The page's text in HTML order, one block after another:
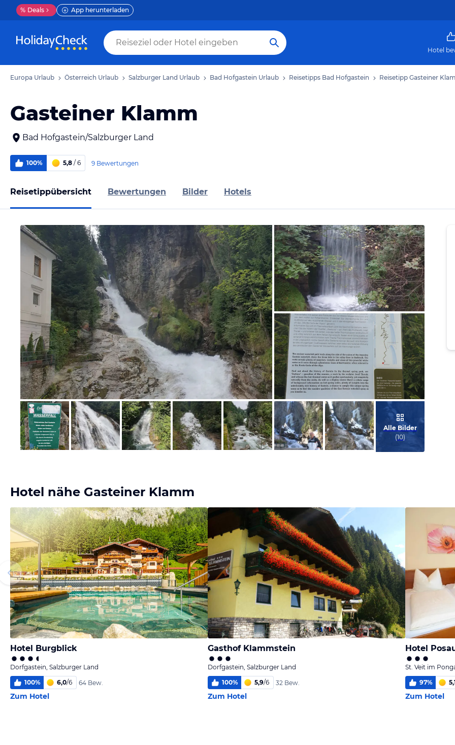
% Deals App herunterladen
Hotel
Europa Urlaub Österreich Urlaub Salzburger Land Urlaub Bad Hofgastein Urlaub Reisetipps Bad Hofgastein Reisetipp Gasteiner
Gasteiner Klamm
Bad Hofgastein/Salzburger Land
100% 5,8 / 6 9 Bewertungen
Reisetippübersicht Bewertungen Bilder Hotels
Bild melden
von Christina
Bild melden
von Christina
Bild melden
von Christina
Alle Bilder
(10)
Hotel nähe Gasteiner Klamm
Hotel Burgblick
Dorfgastein, Salzburger Land
100% 6,0/6 64 Bew.
Zum Hotel
Gasthof Klammstein
Dorfgastein, Salzburger Land
100% 5,9/6 32 Bew.
Zum Hotel
Hotel
St. Veit im
97%
Zum Hotel